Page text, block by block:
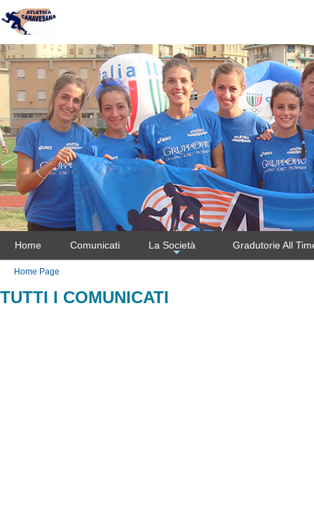
Home
Comunicati
+
La Società Gradutorie All
Home Page
TUTTI I COMUNICATI